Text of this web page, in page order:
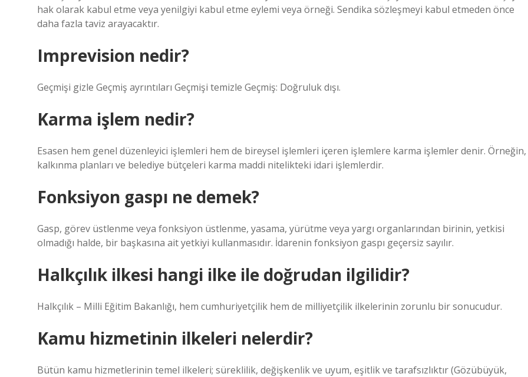
hak olarak kabul etme veya yenilgiyi kabul etme eylemi veya örneği. Sendika sözleşmeyi kabul etmeden önce
daha fazla taviz arayacaktır.
Imprevision nedir?
Geçmişi gizle Geçmiş ayrıntıları Geçmişi temizle Geçmiş: Doğruluk dışı.
Karma işlem nedir?
Esasen hem genel düzenleyici işlemleri hem de bireysel işlemleri içeren işlemlere karma işlemler denir. Örneğin,
kalkınma planları ve belediye bütçeleri karma maddi nitelikteki idari işlemlerdir.
Fonksiyon gaspı ne demek?
Gasp, görev üstlenme veya fonksiyon üstlenme, yasama, yürütme veya yargı organlarından birinin, yetkisi
olmadığı halde, bir başkasına ait yetkiyi kullanmasıdır. İdarenin fonksiyon gaspı geçersiz sayılır.
Halkçılık ilkesi hangi ilke ile doğrudan ilgilidir?
Halkçılık – Milli Eğitim Bakanlığı, hem cumhuriyetçilik hem de milliyetçilik ilkelerinin zorunlu bir sonucudur.
Kamu hizmetinin ilkeleri nelerdir?
Bütün kamu hizmetlerinin temel ilkeleri; süreklilik, değişkenlik ve uyum, eşitlik ve tarafsızlıktır (Gözübüyük,